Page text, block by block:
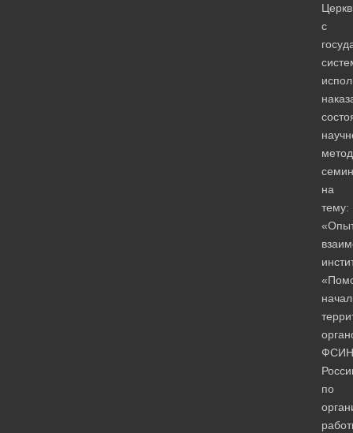
с
на
тему:
ФСИН
по